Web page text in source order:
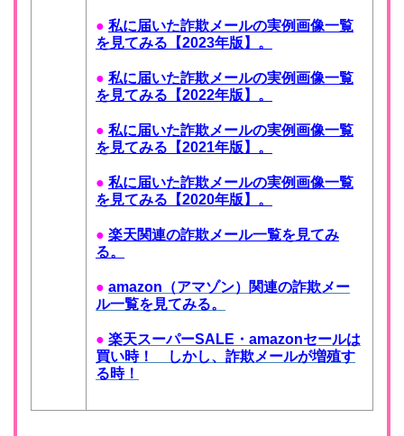
● 私に届いた詐欺メールの実例画像一覧
を見てみる【2023年版】。
● 私に届いた詐欺メールの実例画像一覧
を見てみる【2022年版】。
● 私に届いた詐欺メールの実例画像一覧
を見てみる【2021年版】。
● 私に届いた詐欺メールの実例画像一覧
を見てみる【2020年版】。
● 楽天関連の詐欺メール一覧を見てみ
る。
● amazon（アマゾン）関連の詐欺メー
ル一覧を見てみる。
● 楽天スーパーSALE・amazonセールは
買い時！ しかし、詐欺メールが増殖す
る時！